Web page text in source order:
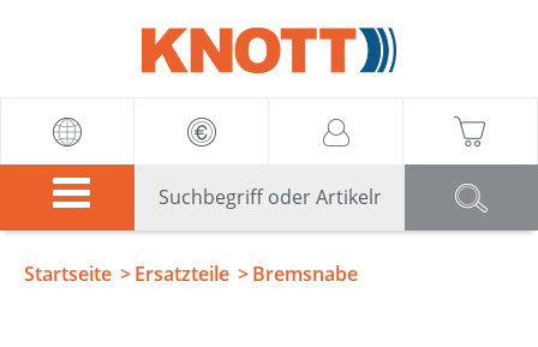
Startseite Ersatzteile Bremsnabe